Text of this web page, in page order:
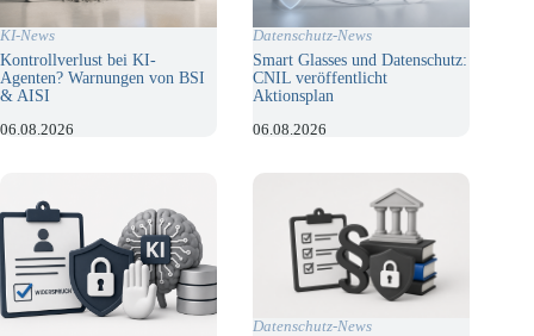
KI-News
Kontrollverlust bei KI-
Agenten? Warnungen von BSI
& AISI
06.08.2026
Datenschutz-News
Smart Glasses und Datenschutz:
CNIL veröffentlicht
Aktionsplan
06.08.2026
Datenschutz-News